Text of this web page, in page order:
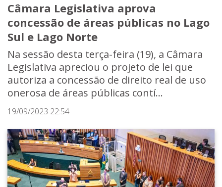
Câmara Legislativa aprova
concessão de áreas públicas no Lago
Sul e Lago Norte
Na sessão desta terça-feira (19), a Câmara
Legislativa apreciou o projeto de lei que
autoriza a concessão de direito real de uso
onerosa de áreas públicas contí...
19/09/2023 22:54